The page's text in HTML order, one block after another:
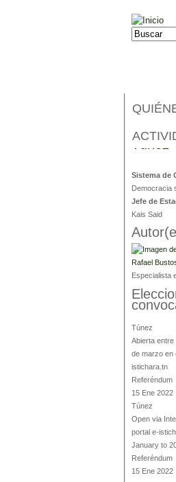
Buscar
Túnez
Sistema de
Democracia
Jefe de
Kais Said
Rafael
Especialista
Túnez
Abierta entre
de marzo en
istichara.tn
Referéndum
15 Ene 2022
Túnez
Open via
portal e-
January to
Referéndum
15 Ene 2022